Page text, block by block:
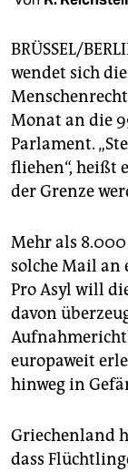
unterstützen
abo
genossenschaft
epaper login
BRÜSSEL/
wendet sich
Monat an die
Parlament.
fliehen“, heißt
der Grenze
Mehr als
solche Mail an
Pro Asyl will
davon
europaweit
hinweg in
Griechenland
dass